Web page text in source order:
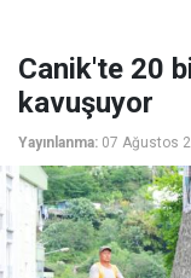
Canik'te 20
kavuşuyor
Yayınlanma: 07 Ağustos